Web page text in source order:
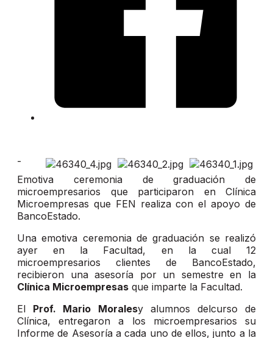
-
Emotiva ceremonia de graduación de
microempresarios que participaron en Clínica
Microempresas que FEN realiza con el apoyo de
BancoEstado.
Una emotiva ceremonia de graduación se realizó
ayer en la Facultad, en la cual 12
microempresarios clientes de BancoEstado,
recibieron una asesoría por un semestre en la
Clínica Microempresas que imparte la Facultad.
El Prof. Mario Moralesy alumnos delcurso de
Clínica, entregaron a los microempresarios su
Informe de Asesoría a cada uno de ellos, junto a la